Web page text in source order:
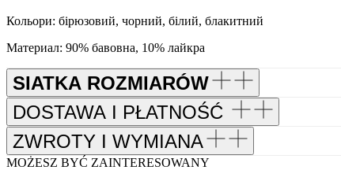
Кольори: бірюзовий, чорний, білий, блакитний
Материал: 90% бавовна, 10% лайкра
SIATKA ROZMIARÓW
DOSTAWA I PŁATNOŚĆ
ZWROTY I WYMIANA
MOŻESZ BYĆ ZAINTERESOWANY